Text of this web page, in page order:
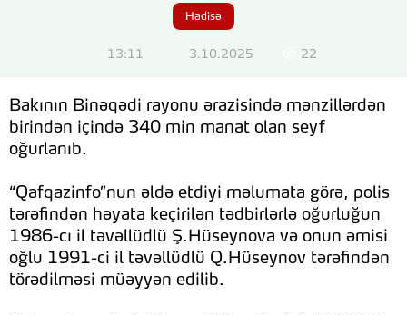
Hadisə
13:11 3.10.2025 22
Bakının Binəqədi rayonu ərazisində mənzillərdən
birindən içində 340 min manat olan seyf
oğurlanıb.
“Qafqazinfo”nun əldə etdiyi məlumata görə, polis
tərəfindən həyata keçirilən tədbirlərlə oğurluğun
1986-cı il təvəllüdlü Ş.Hüseynova və onun əmisi
oğlu 1991-ci il təvəllüdlü Q.Hüseynov tərəfindən
törədilməsi müəyyən edilib.